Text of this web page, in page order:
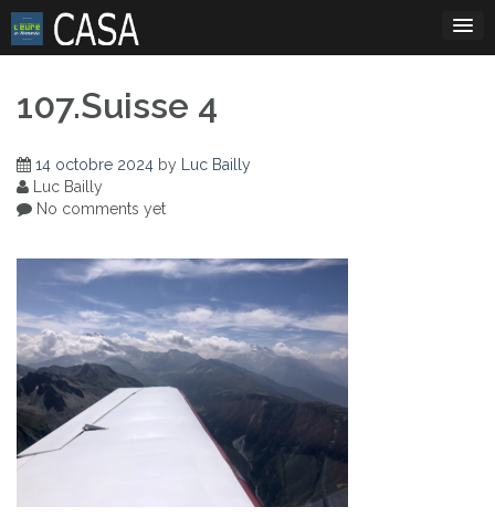
Skip
content
107.Suisse 4
14 octobre 2024 by Luc Bailly
Luc Bailly
No comments yet